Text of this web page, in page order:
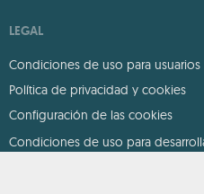
LEGAL
Condiciones de uso para usuarios
Política de privacidad y cookies
Configuración de las cookies
Condiciones de uso para